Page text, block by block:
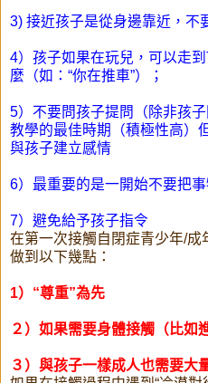
3) 接近孩子是從身邊靠近，不
4）孩子如果在玩兒，可以走
麼（如：“你在推車”）；
5）不要問孩子提問（除非孩
教學的最佳時期（積極性高）
與孩子建立感情
6）最重要的是一開始不要把
7）避免給予孩子指令
在第一次接觸自閉症青少年/
做到以下幾點：
1）“尊重”為先
２）如果需要身體接觸（比如
３）與孩子一樣成人也需要大